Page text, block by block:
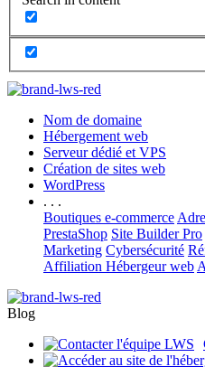
Nom de domaine
Hébergement web
Serveur dédié et VPS
Création de sites web
WordPress
. . .
Boutiques e-commerce
PrestaShop Site Builder Pro
Marketing Cybersécurité
Affiliation Hébergeur web
Blog